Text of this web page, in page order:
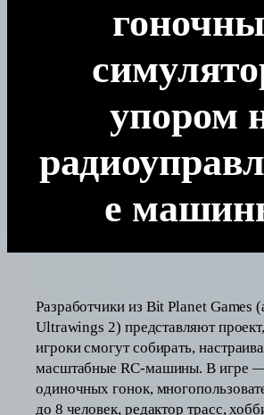
упором
е
Разработчики из Bit Planet Games
Ultrawings 2) представляют
игроки смогут собирать,
масштабные RC-машины. В игре
одиночных гонок,
до 8 человек, редактор трасс,